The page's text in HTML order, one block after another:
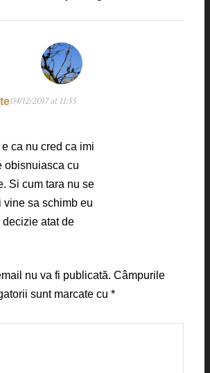
04/12/2017 at 11:55
ca nu cred ca imi
obisnuiasca cu
Si cum tara nu se
vine sa schimb eu
decizie atat de
nu va fi publicată. Câmpurile
sunt marcate cu*